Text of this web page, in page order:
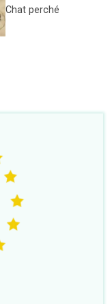
Chat perché